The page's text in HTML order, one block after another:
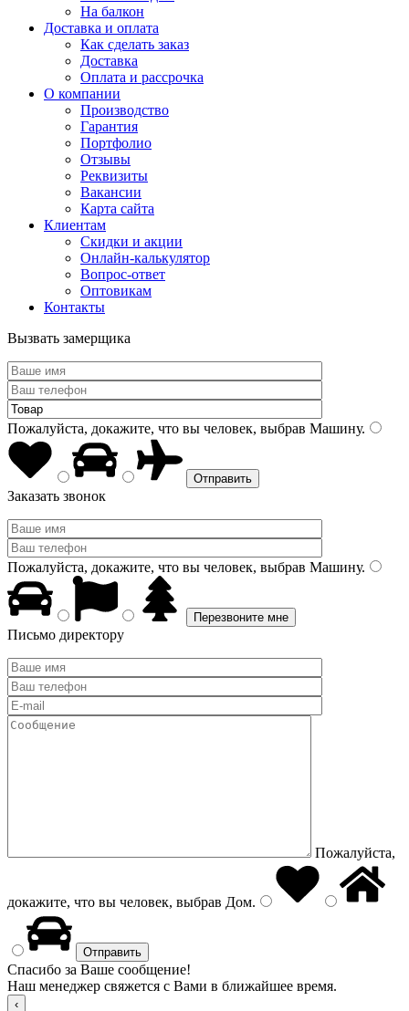
На балкон
Доставка и оплата
Как сделать заказ
Доставка
Оплата и рассрочка
О компании
Производство
Гарантия
Портфолио
Отзывы
Реквизиты
Вакансии
Карта сайта
Клиентам
Скидки и акции
Онлайн-калькулятор
Вопрос-ответ
Оптовикам
Контакты
Вызвать замерщика
Пожалуйста, докажите, что вы человек, выбрав Машину.
Заказать звонок
Пожалуйста, докажите, что вы человек, выбрав Машину.
Письмо директору
Пожалуйста,
докажите, что вы человек, выбрав Дом.
Спасибо за Ваше сообщение!
Наш менеджер свяжется с Вами в ближайшее время.